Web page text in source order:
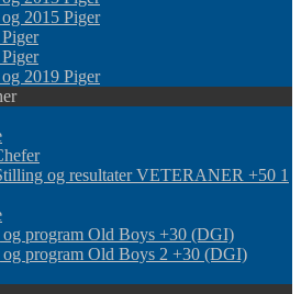
2015 Piger
2019 Piger
og resultater VETERANER +50 1
program Old Boys +30 (DGI)
program Old Boys 2 +30 (DGI)